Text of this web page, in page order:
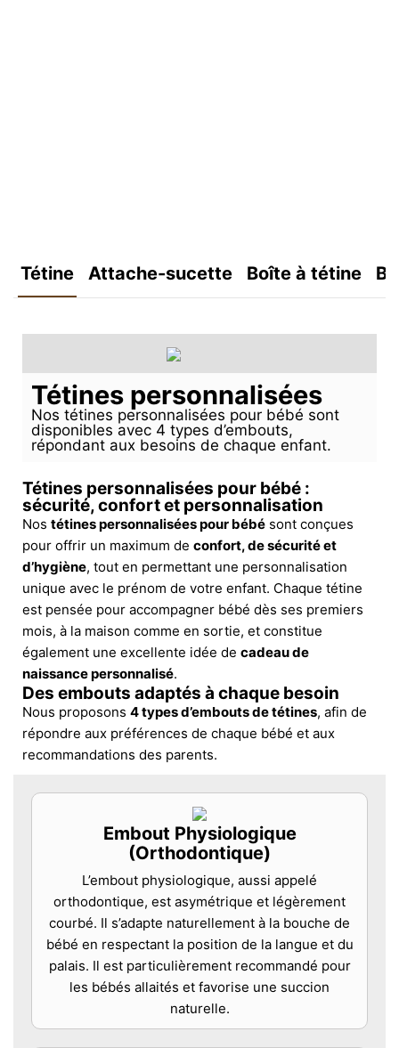
Tétine Attache-sucette Boîte à tétine
Tétines personnalisées
Nos tétines personnalisées pour bébé sont
disponibles avec 4 types d’embouts,
répondant aux besoins de chaque enfant.
Tétines personnalisées pour bébé :
sécurité, confort et personnalisation
Nos tétines personnalisées pour bébé sont conçues
pour offrir un maximum de confort, de sécurité et
d’hygiène, tout en permettant une personnalisation
unique avec le prénom de votre enfant. Chaque tétine
est pensée pour accompagner bébé dès ses premiers
mois, à la maison comme en sortie, et constitue
également une excellente idée de cadeau de
naissance personnalisé.
Des embouts adaptés à chaque besoin
Nous proposons 4 types d’embouts de tétines, afin de
répondre aux préférences de chaque bébé et aux
recommandations des parents.
Embout Physiologique
(Orthodontique)
L’embout physiologique, aussi appelé
orthodontique, est asymétrique et légèrement
courbé. Il s’adapte naturellement à la bouche de
bébé en respectant la position de la langue et du
palais. Il est particulièrement recommandé pour
les bébés allaités et favorise une succion
naturelle.